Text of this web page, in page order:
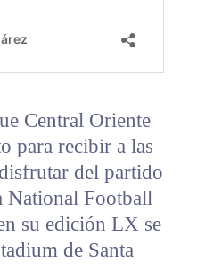
Central Oriente
para recibir a las
del partido
National Football
su edición LX se
de Santa